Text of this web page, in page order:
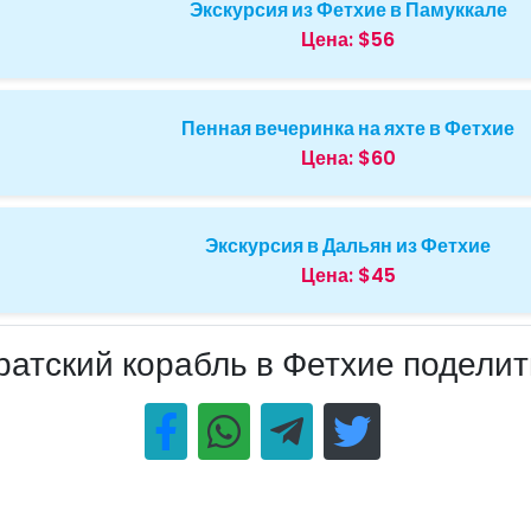
Экскурсия из Фетхие в Памуккале
Цена: $56
Пенная вечеринка на яхте в Фетхие
Цена: $60
Экскурсия в Дальян из Фетхие
Цена: $45
корабль в Фетхие